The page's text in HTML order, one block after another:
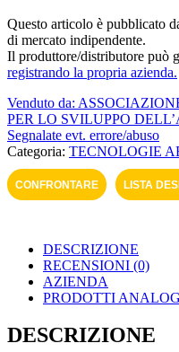
Questo articolo è pubblicato
di mercato indipendente.
Il produttore/distributore può
registrando la propria azienda.
Venduto da:
PER LO SVILUPPO
Segnalate evt. errore/abuso
Categoria: TECNOLOGIE
CONFRONTARE LISTA
DESCRIZIONE
RECENSIONI (0)
AZIENDA
PRODOTTI
DESCRIZIONE